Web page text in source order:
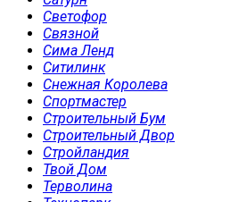
Светофор
Связной
Сима Ленд
Ситилинк
Снежная Королева
Спортмастер
Строительный Бум
Строительный Двор
Стройландия
Твой Дом
Терволина